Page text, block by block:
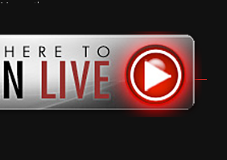
11 months ago